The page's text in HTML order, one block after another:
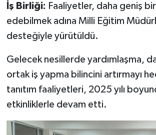
İş Birliği: Faaliyetler, daha geniş
edebilmek adına Milli Eğitim
desteğiyle yürütüldü.
Gelecek nesillerde yardımlaşma,
ortak iş yapma bilincini artırmayı
tanıtım faaliyetleri, 2025 yılı
etkinliklerle devam etti.